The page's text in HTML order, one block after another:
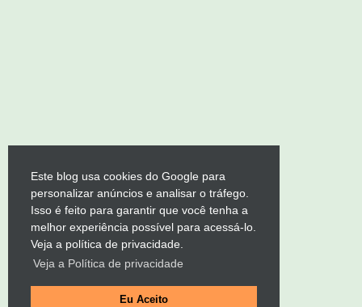
Este blog usa cookies do Google para
personalizar anúncios e analisar o tráfego.
Isso é feito para garantir que você tenha a
melhor experiência possível para acessá-lo.
Veja a política de privacidade.
Veja a Política de privacidade
Eu Aceito